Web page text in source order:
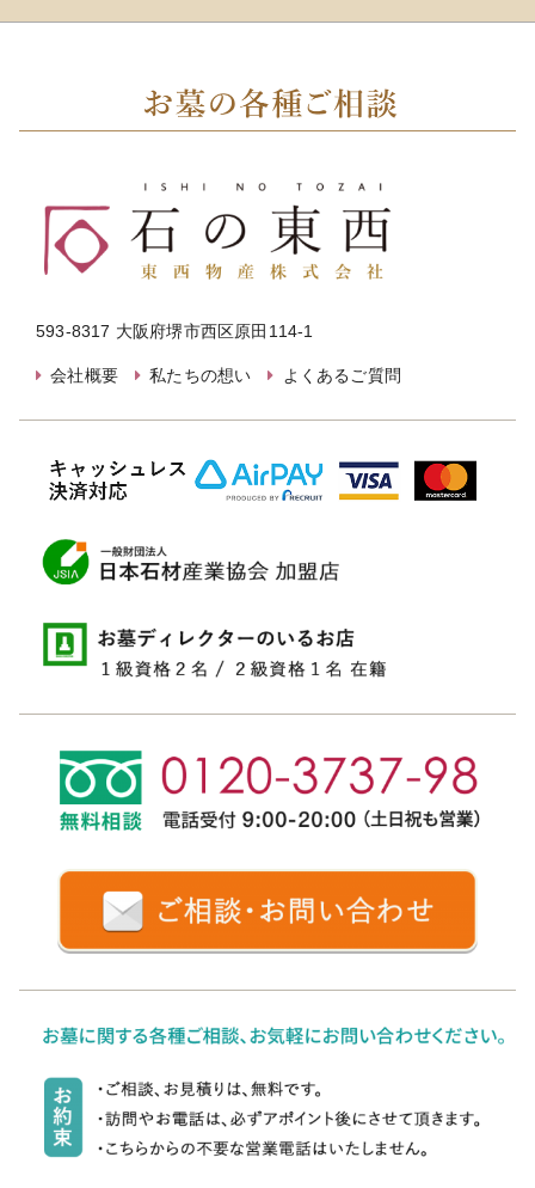
593-8317 大阪府堺市西区原田114-1
会社概要 私たちの想い よくあるご質問